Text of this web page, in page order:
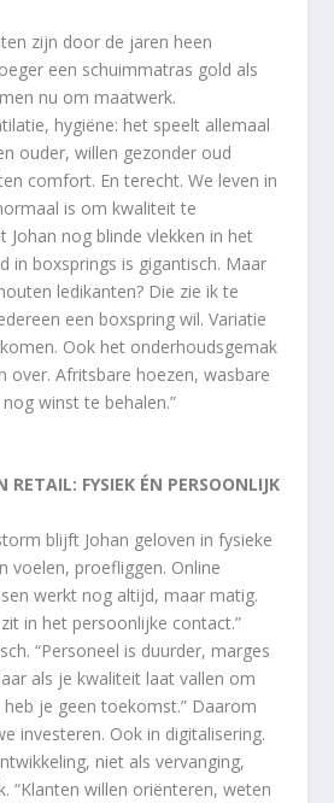
zijn door de jaren heen
een schuimmatras gold als
nu om maatwerk.
hygiëne: het speelt allemaal
ouder, willen gezonder oud
comfort. En terecht. We leven in
is om kwaliteit te
Johan nog blinde vlekken in het
in boxsprings is gigantisch. Maar
ledikanten? Die zie ik te
een boxspring wil. Variatie
Ook het onderhoudsgemak
over. Afritsbare hoezen, wasbare
winst te behalen.”
RETAIL: FYSIEK ÉN PERSOONLIJK
blijft Johan geloven in fysieke
voelen, proefliggen. Online
werkt nog altijd, maar matig.
in het persoonlijke contact.”
“Personeel is duurder, marges
als je kwaliteit laat vallen om
je geen toekomst.” Daarom
investeren. Ook in digitalisering.
niet als vervanging,
“Klanten willen oriënteren, weten